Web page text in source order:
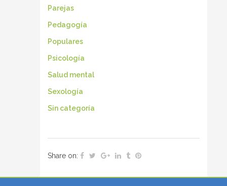
Parejas
Pedagogía
Populares
Psicología
Salud mental
Sexología
Sin categoría
Share on: